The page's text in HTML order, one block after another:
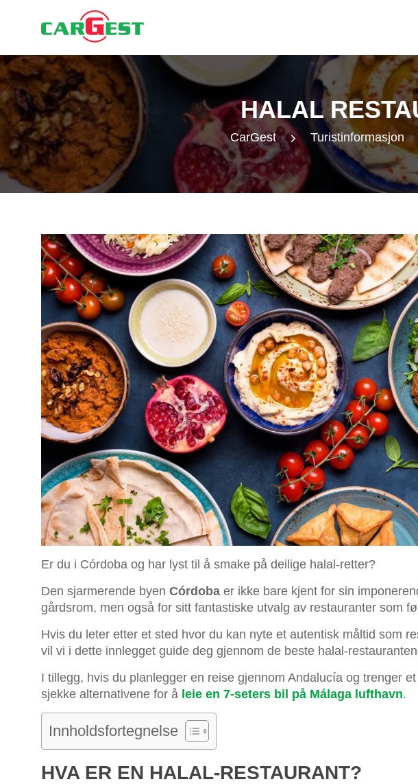
HALAL
CarGest Turistinformasjon
Er du i Córdoba og har lyst til å smake på deilige halal-retter?
Den sjarmerende byen Córdoba er ikke bare kjent for sin
gårdsrom, men også for sitt fantastiske utvalg av restauranter som
Hvis du leter etter et sted hvor du kan nyte et autentisk måltid som
vil vi i dette innlegget guide deg gjennom de beste halal-
I tillegg, hvis du planlegger en reise gjennom Andalucía og trenger
sjekke alternativene for å leie en 7-seters bil på Málaga lufthavn.
Innholdsfortegnelse
HVA ER EN HALAL-RESTAURANT?